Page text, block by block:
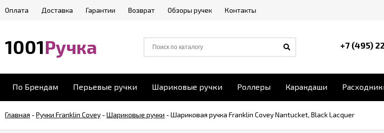
Оплата Доставка Гарантии Возврат Обзоры ручек Контакты
1001Ручка +7 (495)
По Брендам Перьевые ручки Шариковые ручки Роллеры Карандаши
Главная -Ручки Franklin Covey -Шариковые ручки -Шариковая ручка Franklin Covey Nantucket, Black Lacquer